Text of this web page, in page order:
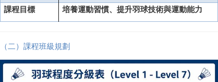
課程目標 培養運動習慣、提升羽球技術與運動能力
（二）課程班級規劃